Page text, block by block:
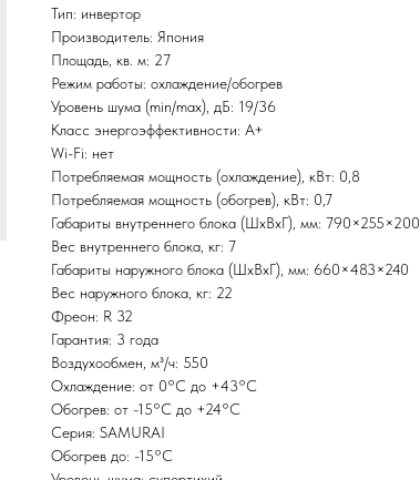
Тип: инвертор
Производитель: Япония
Площадь, кв. м: 27
Режим работы: охлаждение/обогрев
Уровень шума (min/max), дБ: 19/36
Класс энергоэффективности: А+
Wi-Fi: нет
Потребляемая мощность (охлаждение), кВт: 0,8
Потребляемая мощность (обогрев), кВт: 0,7
Габариты внутреннего блока (ШxВxГ), мм: 790×255×200
Вес внутреннего блока, кг: 7
Габариты наружного блока (ШxВxГ), мм: 660×483×240
Вес наружного блока, кг: 22
Фреон: R 32
Гарантия: 3 года
Воздухообмен, м³/ч: 550
Охлаждение: от 0°С до +43°С
Обогрев: от -15°С до +24°С
Серия: SAMURAI
Обогрев до: -15°С